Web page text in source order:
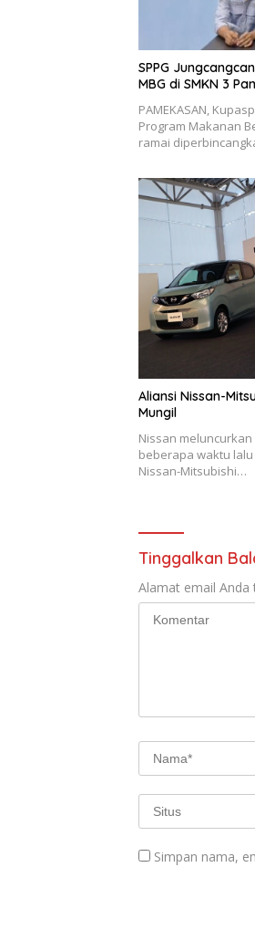
SPPG
MBG di SMKN 3
PAMEKASAN,
Program Makanan
ramai
Aliansi Nissan-
Mungil
Nissan
beberapa waktu lalu
Nissan-Mitsubishi…
Tinggalkan
Alamat email Anda
Simpan nama,